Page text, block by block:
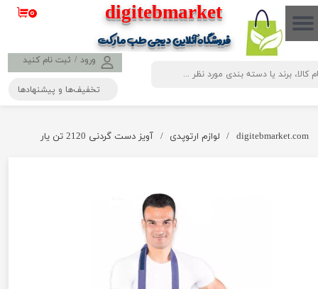
​​​​​​​​digitebmarket
فروشگاه آنلاین دیجی طب مارکت
ورود / ثبت نام کنید
حساب کاربری من
تغییر گذر واژه
۰
تخفیف‌ها و پیشنهادها
digitebmarket.com لوازم ارتوپدی آویز دست گردنی 2120 تن یار